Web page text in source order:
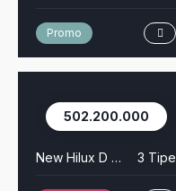
Promo
502.200.000
New Hilux D Cab 3 Tipe